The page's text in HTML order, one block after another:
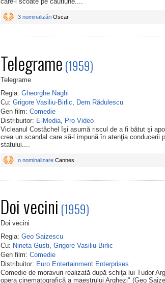
3 nominalizări Oscar
Telegrame(1959)
Telegrame
Regia: Gheorghe Naghi
Cu: Grigore Vasiliu-Birlic, Dem Rădulescu
Gen film: Comedie
Distribuitor: E-Media, Pro Video
Vicleanul Costăchel îşi asumă riscul de a fi bătut şi
crea un scandal care să-l impună în atenţia conducerii
statului....
o nominalizare Cannes
Doi vecini (1959)
Doi vecini
Regia: Geo Saizescu
Cu: Nineta Gusti, Grigore Vasiliu-Birlic
Gen film: Comedie
Distribuitor: Euro Entertainment Enterprises
Comedie de moravuri realizată după schiţa lui Tudor
opera cinematografică a maestrului Arghezi" (Geo